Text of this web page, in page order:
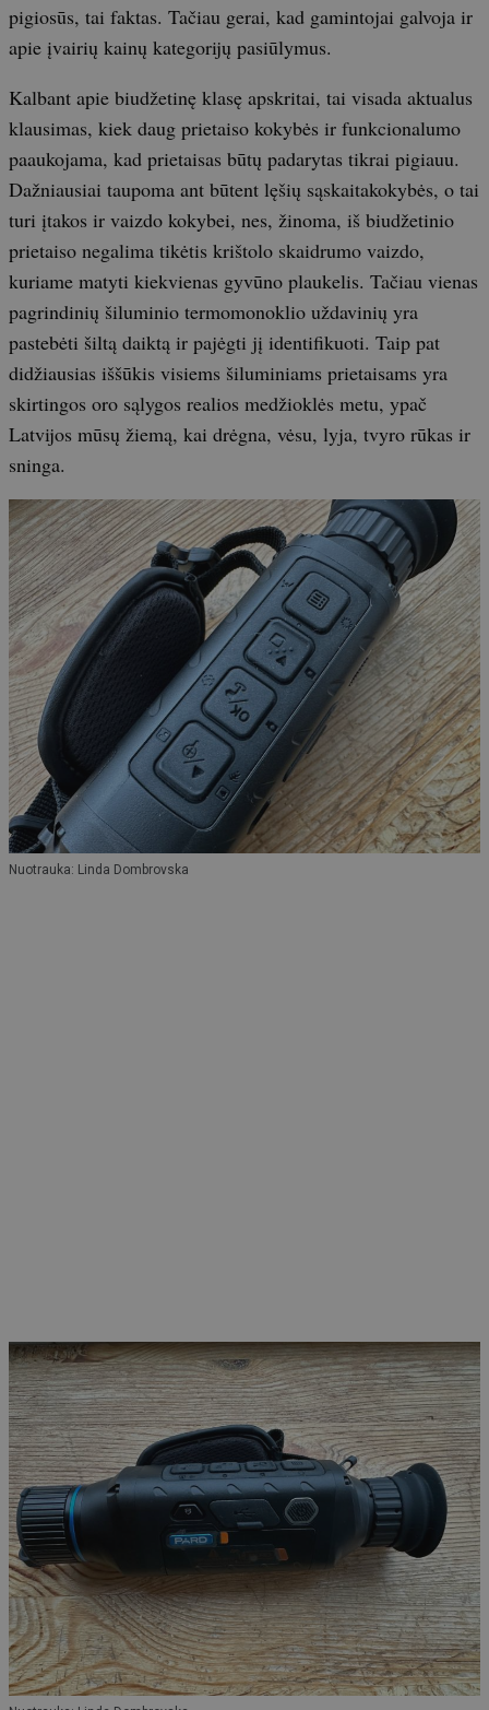
pigiosūs, tai faktas. Tačiau gerai, kad gamintojai galvoja ir
apie įvairių kainų kategorijų pasiūlymus.
Kalbant apie biudžetinę klasę apskritai, tai visada aktualus
klausimas, kiek daug prietaiso kokybės ir funkcionalumo
paaukojama, kad prietaisas būtų padarytas tikrai pigiauu.
Dažniausiai taupoma ant būtent lęšių sąskaitakokybės, o tai
turi įtakos ir vaizdo kokybei, nes, žinoma, iš biudžetinio
prietaiso negalima tikėtis krištolo skaidrumo vaizdo,
kuriame matyti kiekvienas gyvūno plaukelis. Tačiau vienas
pagrindinių šiluminio termomonoklio uždavinių yra
pastebėti šiltą daiktą ir pajėgti jį identifikuoti. Taip pat
didžiausias iššūkis visiems šiluminiams prietaisams yra
skirtingos oro sąlygos realios medžioklės metu, ypač
Latvijos mūsų žiemą, kai drėgna, vėsu, lyja, tvyro rūkas ir
sninga.
Nuotrauka: Linda Dombrovska